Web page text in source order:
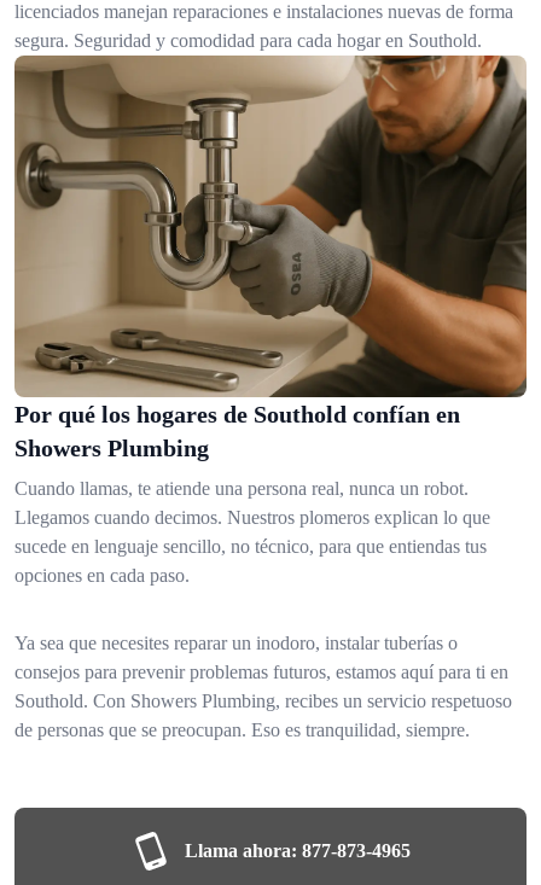
licenciados manejan reparaciones e instalaciones nuevas de forma
segura. Seguridad y comodidad para cada hogar en Southold.
Por qué los hogares de Southold confían en
Showers Plumbing
Cuando llamas, te atiende una persona real, nunca un robot.
Llegamos cuando decimos. Nuestros plomeros explican lo que
sucede en lenguaje sencillo, no técnico, para que entiendas tus
opciones en cada paso.
Ya sea que necesites reparar un inodoro, instalar tuberías o
consejos para prevenir problemas futuros, estamos aquí para ti en
Southold. Con Showers Plumbing, recibes un servicio respetuoso
de personas que se preocupan. Eso es tranquilidad, siempre.
Llama ahora: 877-873-4965